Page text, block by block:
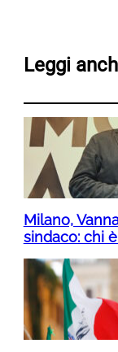
Leggi
Milano,
sindaco: chi